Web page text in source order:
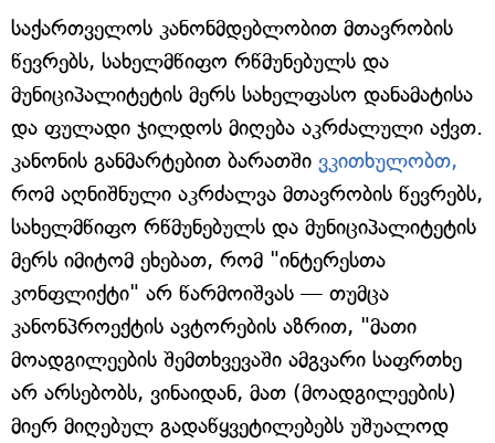
საქართველოს კანონმდებლობით მთავრობის
წევრებს, სახელმწიფო რწმუნებულს და
მუნიციპალიტეტის მერს სახელფასო დანამატისა
და ფულადი ჯილდოს მიღება აკრძალული აქვთ.
კანონის განმარტებით ბარათში ვკითხულობთ,
რომ აღნიშნული აკრძალვა მთავრობის წევრებს,
სახელმწიფო რწმუნებულს და მუნიციპალიტეტის
მერს იმიტომ ეხებათ, რომ "ინტერესთა
კონფლიქტი" არ წარმოიშვას — თუმცა
კანონპროექტის ავტორების აზრით, "მათი
მოადგილეების შემთხვევაში ამგვარი საფრთხე
არ არსებობს, ვინაიდან, მათ (მოადგილეების)
მიერ მიღებულ გადაწყვეტილებებს უშუალოდ